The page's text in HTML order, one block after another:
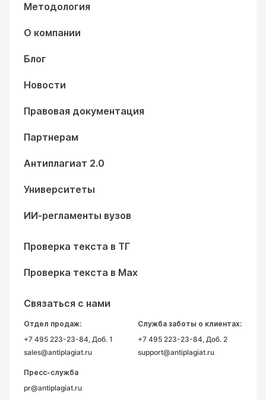
Методология
О компании
Блог
Новости
Правовая документация
Партнерам
Антиплагиат 2.0
Университеты
ИИ-регламенты вузов
Проверка текста в ТГ
Проверка текста в Max
Связаться с нами
Отдел продаж:
+7 495 223-23-84, Доб. 1
sales@antiplagiat.ru
Служба заботы о клиентах:
+7 495 223-23-84, Доб. 2
support@antiplagiat.ru
Пресс-служба
pr@antiplagiat.ru